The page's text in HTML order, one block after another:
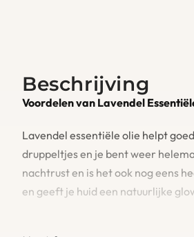
Beschrijving
Voordelen van Lavendel
Lavendel essentiële olie helpt
druppeltjes en je bent weer
nachtrust en is het ook nog eens
en geeft je huid een natuurlijke